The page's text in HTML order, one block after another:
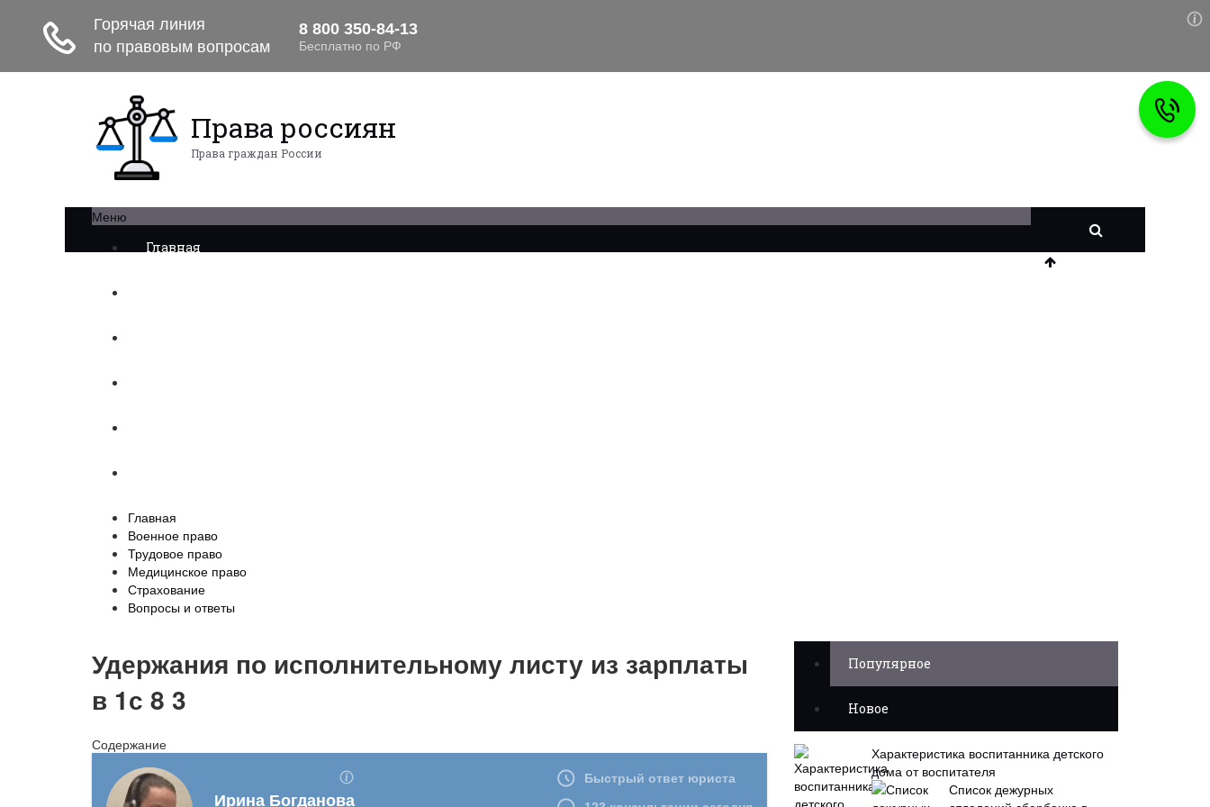
Права россиян
Права граждан России
Меню
Главная
Главная
Военное право
Трудовое право
Медицинское право
Страхование
Вопросы и ответы
Удержания по исполнительному листу из зарплаты
в 1с 8 3
Содержание
Популярное
Новое
Характеристика воспитанника детского
дома от воспитателя
Список дежурных